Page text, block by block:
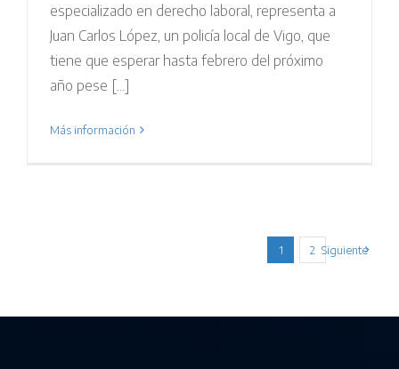
especializado en derecho laboral, representa a
Juan Carlos López, un policía local de Vigo, que
tiene que esperar hasta febrero del próximo
año pese [...]
Más información
1 2 Siguiente